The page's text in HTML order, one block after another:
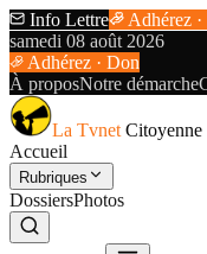
Info Lettre
Adhérez
samedi 08 août 2026
Adhérez · Don
À proposNotre démarche
La Tvnet Citoyenne
Accueil
Rubriques
DossiersPhotos